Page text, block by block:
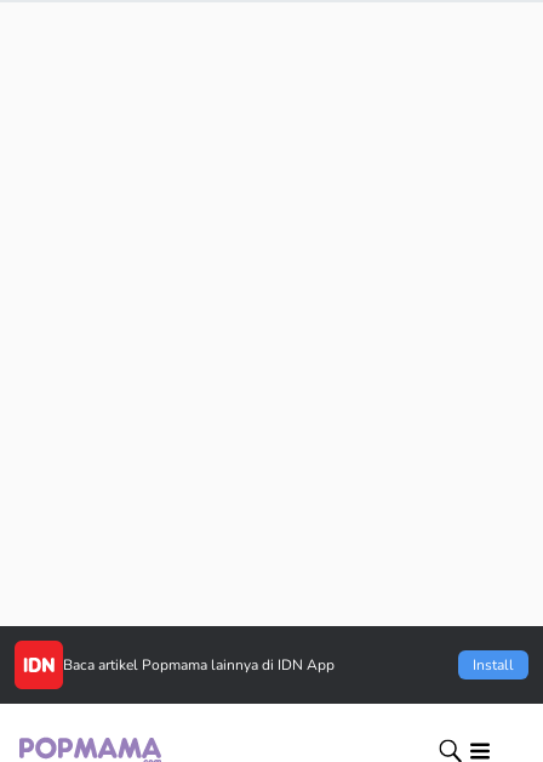
Baca artikel Popmama lainnya di IDN App Install